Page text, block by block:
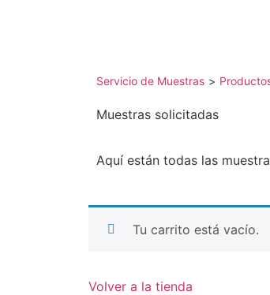
Servicio de Muestras >
Muestras solicitadas
Aquí están todas las
Tu carrito está vacío.
Volver a la tienda